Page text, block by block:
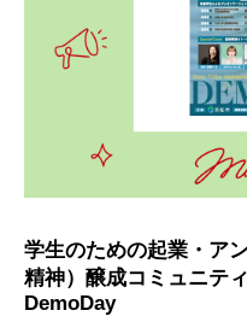
学生のための起業・ア
精神）醸成コミュニテ
DemoDay